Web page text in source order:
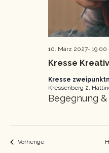
Kresse Kreativ
10. März 2027- 19:00
Kresse
Kressenberg 2,
Begegnung
VorherigeVeranstaltungen